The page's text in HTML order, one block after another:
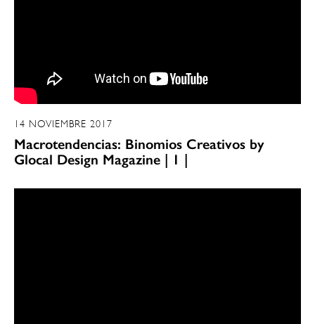
14 NOVIEMBRE 2017
Macrotendencias: Binomios Creativos by
Glocal Design Magazine | 1 |